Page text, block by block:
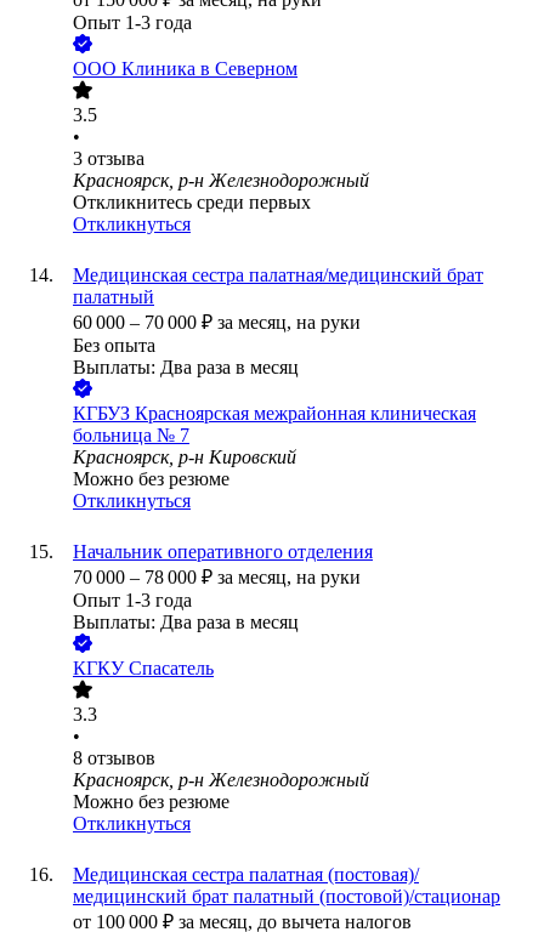
Опыт 1-3 года
ООО Клиника в Северном
3.5
•
3 отзыва
Красноярск, р-н Железнодорожный
Откликнитесь среди первых
Откликнуться
Медицинская сестра палатная/медицинский брат
палатный
60 000 – 70 000 ₽ за месяц, на руки
Без опыта
Выплаты: Два раза в месяц
КГБУЗ Красноярская межрайонная клиническая
больница № 7
Красноярск, р-н Кировский
Можно без резюме
Откликнуться
Начальник оперативного отделения
70 000 – 78 000 ₽ за месяц, на руки
Опыт 1-3 года
Выплаты: Два раза в месяц
КГКУ Спасатель
3.3
•
8 отзывов
Красноярск, р-н Железнодорожный
Можно без резюме
Откликнуться
Медицинская сестра палатная (постовая)/
медицинский брат палатный (постовой)/стационар
от 100 000 ₽ за месяц, до вычета налогов